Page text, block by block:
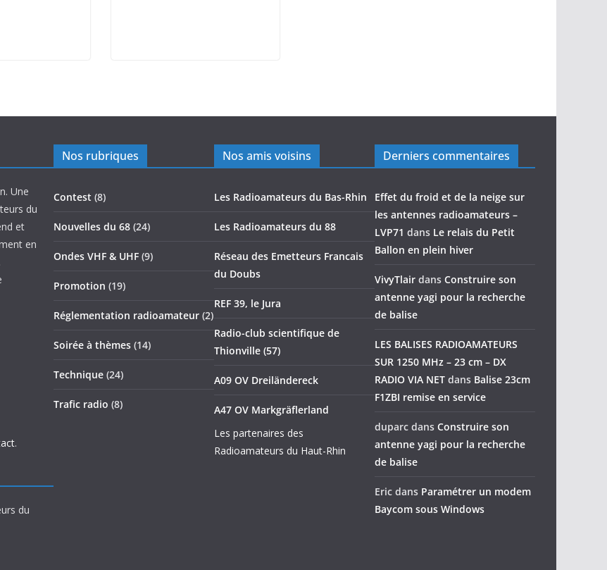
Une
du
et
en
.
du
Nos rubriques
Contest (8)
Nouvelles du 68 (24)
Ondes VHF & UHF (9)
Promotion (19)
Réglementation radioamateur (2)
Soirée à thèmes (14)
Technique (24)
Trafic radio (8)
Nos amis voisins
Les Radioamateurs du Bas-Rhin
Les Radioamateurs du 88
Réseau des Emetteurs Francais
du Doubs
REF 39, le Jura
Radio-club scientifique de
Thionville (57)
A09 OV Dreiländereck
A47 OV Markgräflerland
Les partenaires des
Radioamateurs du Haut-Rhin
Derniers commentaires
Effet du froid et de la neige sur
les antennes radioamateurs –
LVP71 dans Le relais du Petit
Ballon en plein hiver
VivyTlair dans Construire son
antenne yagi pour la recherche
de balise
LES BALISES RADIOAMATEURS
SUR 1250 MHz – 23 cm – DX
RADIO VIA NET dans Balise 23cm
F1ZBI remise en service
duparc dans Construire son
antenne yagi pour la recherche
de balise
Eric dans Paramétrer un modem
Baycom sous Windows